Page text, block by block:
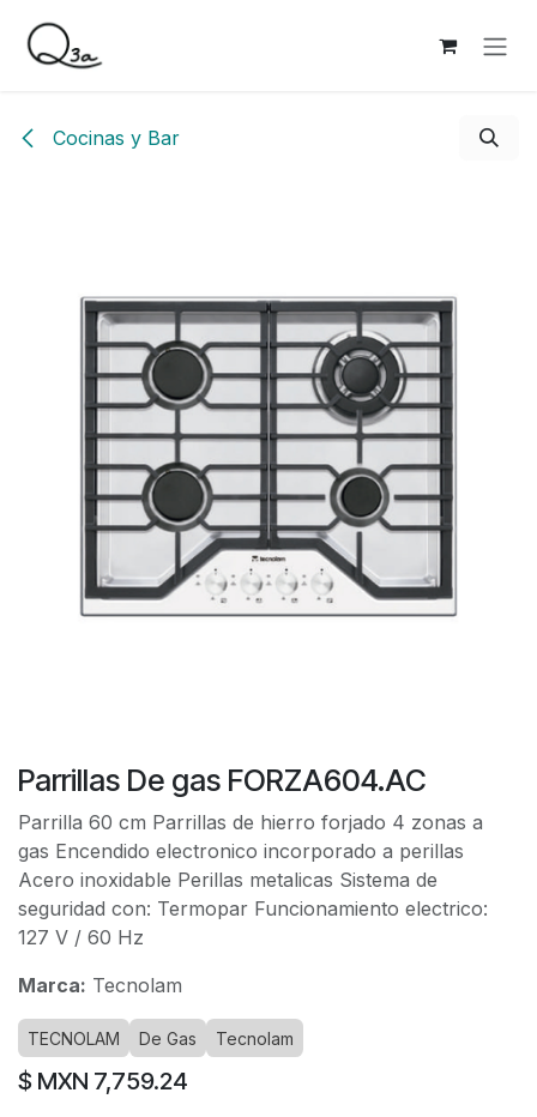
Cocinas y Bar
Parrillas De gas FORZA604.AC
Parrilla 60 cm Parrillas de hierro forjado 4 zonas a
gas Encendido electronico incorporado a perillas
Acero inoxidable Perillas metalicas Sistema de
seguridad con: Termopar Funcionamiento electrico:
127 V / 60 Hz
Marca: Tecnolam
TECNOLAM De Gas Tecnolam
$ MXN 7,759.24